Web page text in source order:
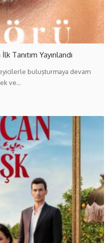
Tanıtım Yayınlandı
buluşturmaya devam
ve…